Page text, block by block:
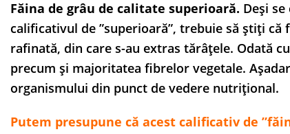
Făina de grâu de calitate superioară. Deși
calificativul de ”superioară”, trebuie să știți
rafinată, din care s-au extras tărâțele. Odată
precum și majoritatea fibrelor vegetale.
organismului din punct de vedere nutrițional.
Putem presupune că acest calificativ de